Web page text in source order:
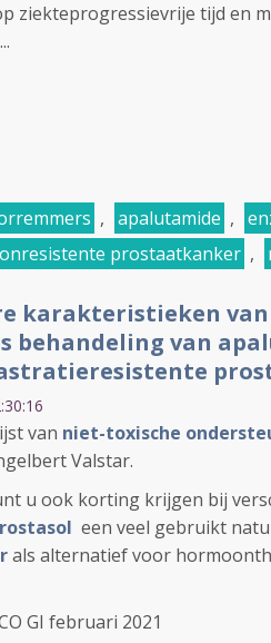
ziekteprogressievrije tijd en
, apalutamide ,
prostaatkanker ,
karakteristieken
behandeling van
van niet-toxische
Valstar.
u ook korting krijgen bij
een veel gebruikt
als alternatief voor
GI februari 2021